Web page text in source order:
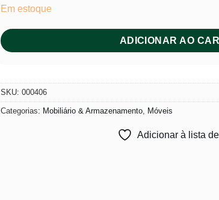
Em estoque
ADICIONAR AO
SKU: 000406
Categorias: Mobiliário & Armazenamento Móveis
Adicionar à lista